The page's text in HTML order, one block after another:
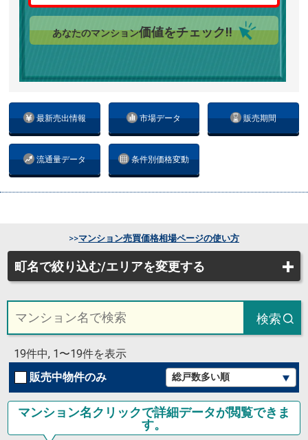
最新売出情報 市場データ 販売期間
流通量データ 条件別価格変動
あなたのマンション価値をチェック!!
町名で絞り込む/エリアを変更する
>>マンション売買価格相場ページの使い方
検索
19件中, 1〜19件を表示
販売中物件のみ
マンション名クリックで詳細データが閲覧できま
す。